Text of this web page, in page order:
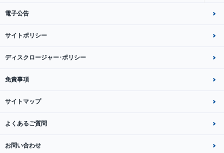
電子公告
サイトポリシー
ディスクロージャー･ポリシー
免責事項
サイトマップ
よくあるご質問
お問い合わせ